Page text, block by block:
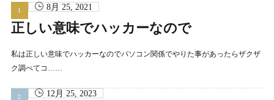
8月 25, 2021
正しい意味でハッカーなので
私は正しい意味でハッカーなのでパソコン関係でやりた事があったらザクザ
ク調べてコ……
12月 25, 2023